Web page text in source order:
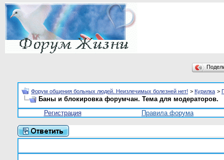
Форум общения больных людей. Неизлечимых болезней нет! > Курилка >
Баны и блокировка форумчан. Тема для модераторов.
Регистрация
Правила форума